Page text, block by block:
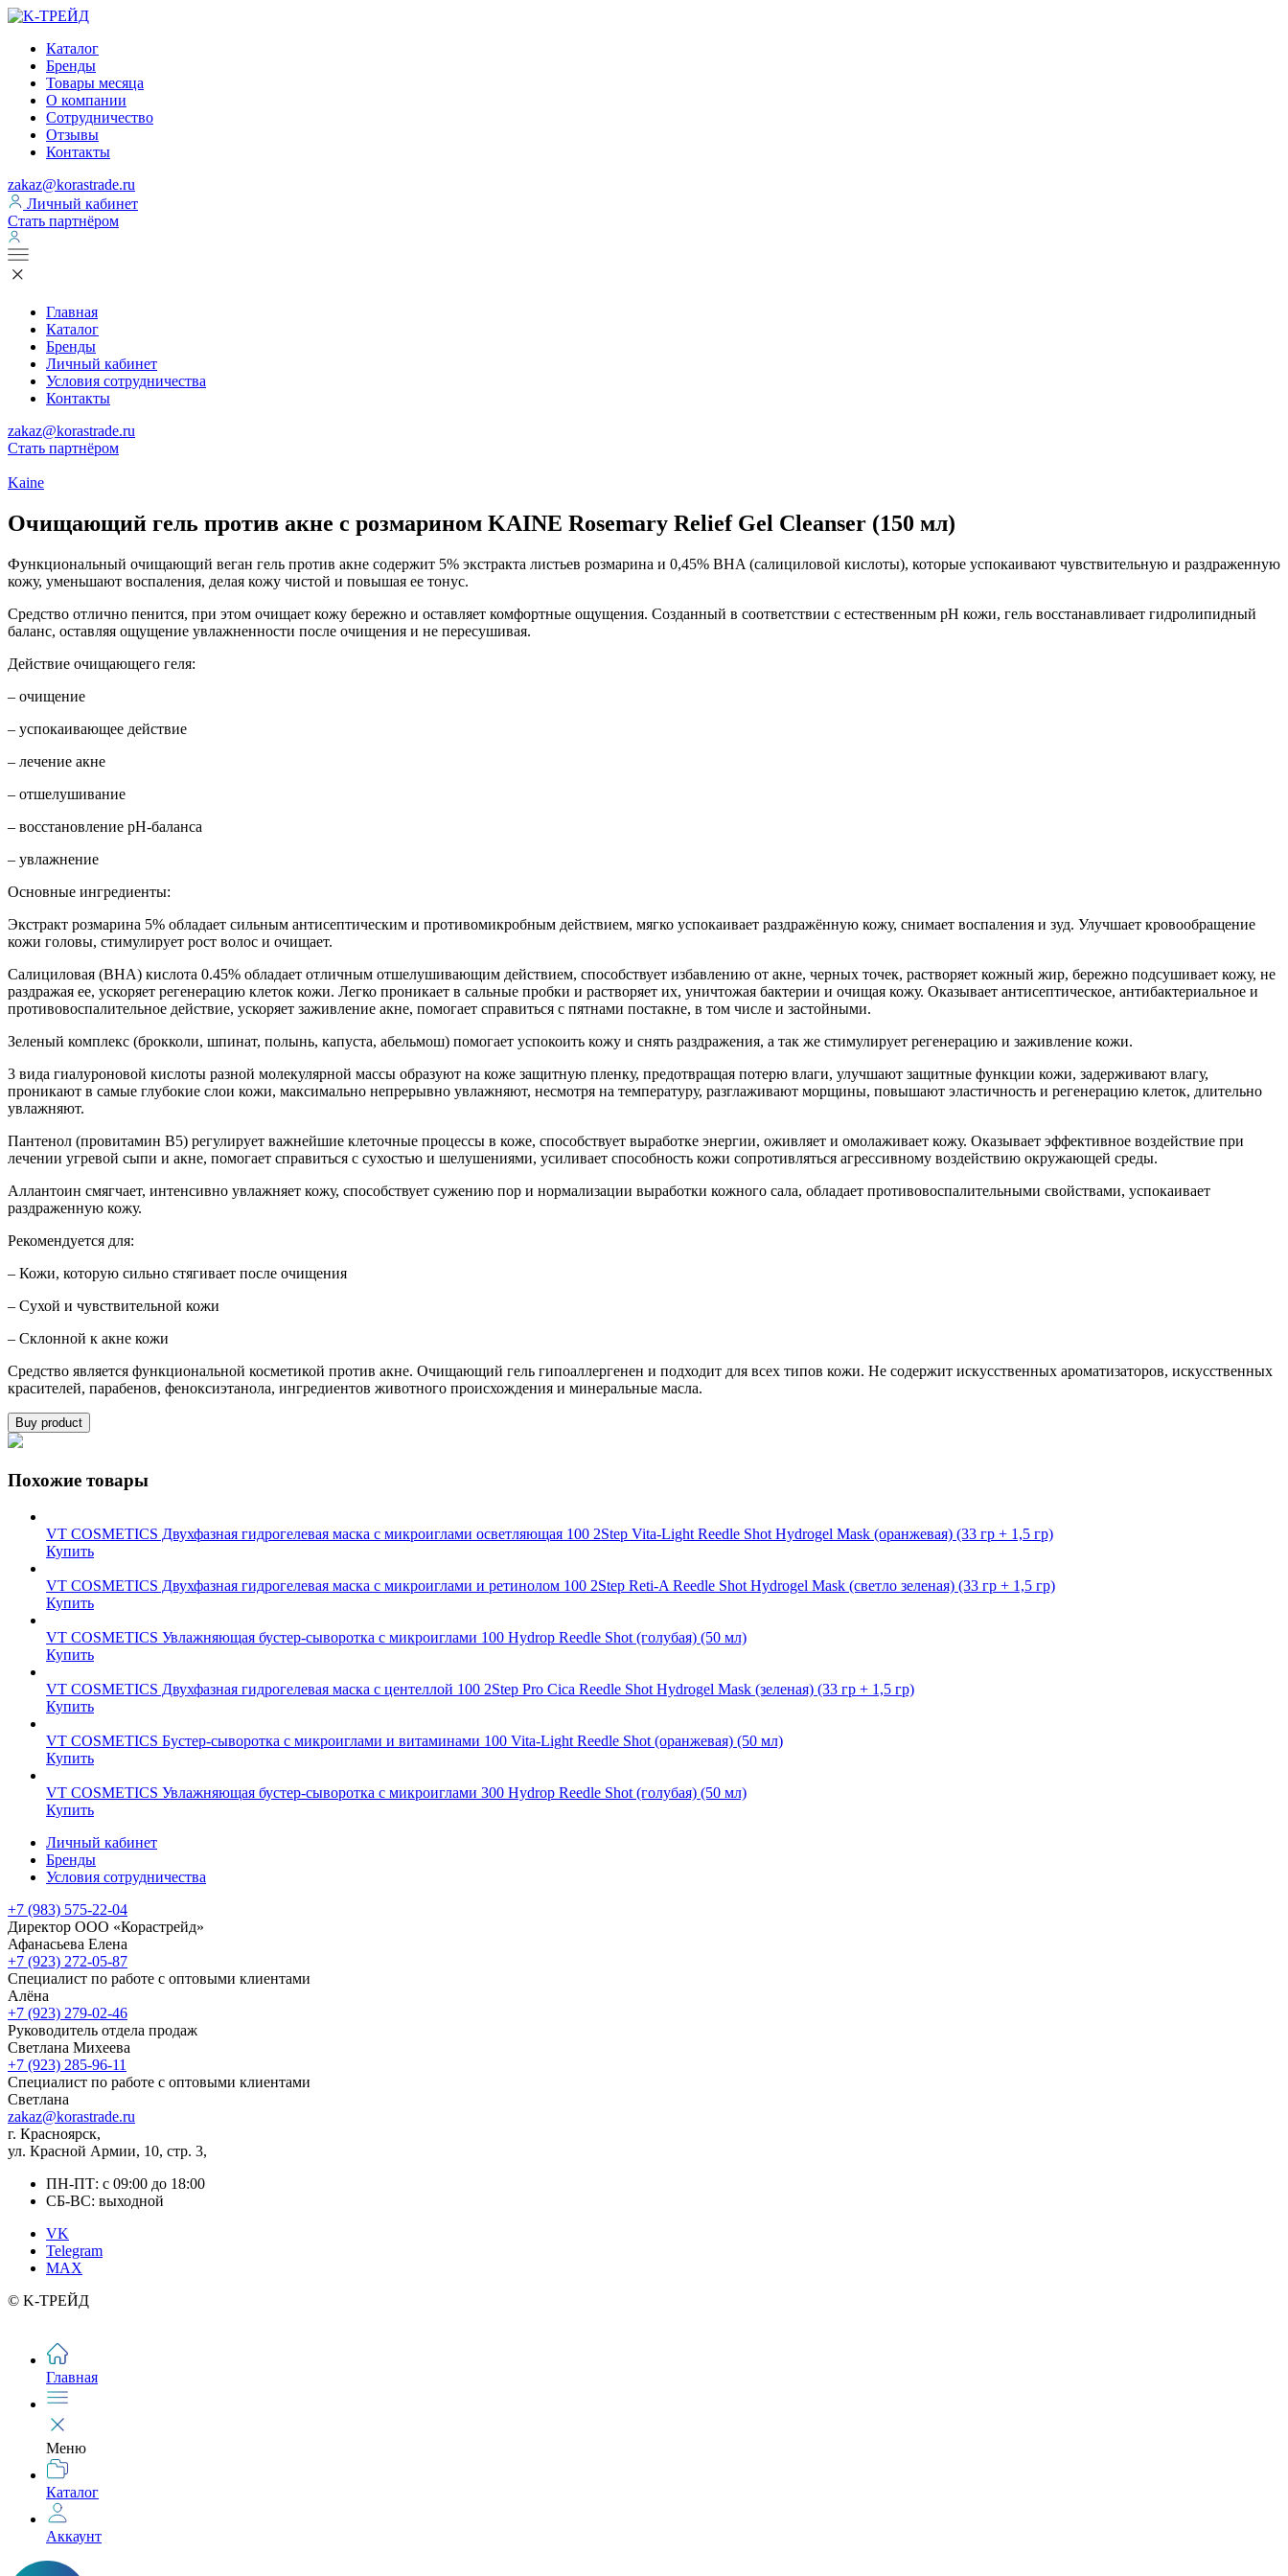
Каталог
Бренды
Товары месяца
О компании
Сотрудничество
Отзывы
Контакты
zakaz@korastrade.ru
Личный кабинет
Стать партнёром
Главная
Каталог
Бренды
Личный кабинет
Условия сотрудничества
Контакты
zakaz@korastrade.ru
Стать партнёром
Kaine
Очищающий гель против акне с розмарином KAINE Rosemary Relief Gel Cleanser (150 мл)
Функциональный очищающий веган гель против акне содержит 5% экстракта листьев розмарина и 0,45% BHA (салициловой кислоты), которые успокаивают чувствительную и раздраженную
кожу, уменьшают воспаления, делая кожу чистой и повышая ее тонус.
Средство отлично пенится, при этом очищает кожу бережно и оставляет комфортные ощущения. Созданный в соответствии с естественным рН кожи, гель восстанавливает гидролипидный
баланс, оставляя ощущение увлажненности после очищения и не пересушивая.
Действие очищающего геля:
– очищение
– успокаивающее действие
– лечение акне
– отшелушивание
– восстановление pH-баланса
– увлажнение
Основные ингредиенты:
Экстракт розмарина 5% обладает сильным антисептическим и противомикробным действием, мягко успокаивает раздражённую кожу, снимает воспаления и зуд. Улучшает кровообращение
кожи головы, стимулирует рост волос и очищает.
Салициловая (BHA) кислота 0.45% обладает отличным отшелушивающим действием, способствует избавлению от акне, черных точек, растворяет кожный жир, бережно подсушивает кожу, не
раздражая ее, ускоряет регенерацию клеток кожи. Легко проникает в сальные пробки и растворяет их, уничтожая бактерии и очищая кожу. Оказывает антисептическое, антибактериальное и
противовоспалительное действие, ускоряет заживление акне, помогает справиться с пятнами постакне, в том числе и застойными.
Зеленый комплекс (брокколи, шпинат, полынь, капуста, абельмош) помогает успокоить кожу и снять раздражения, а так же стимулирует регенерацию и заживление кожи.
3 вида гиалуроновой кислоты разной молекулярной массы образуют на коже защитную пленку, предотвращая потерю влаги, улучшают защитные функции кожи, задерживают влагу,
проникают в самые глубокие слои кожи, максимально непрерывно увлажняют, несмотря на температуру, разглаживают морщины, повышают эластичность и регенерацию клеток, длительно
увлажняют.
Пантенол (провитамин В5) регулирует важнейшие клеточные процессы в коже, способствует выработке энергии, оживляет и омолаживает кожу. Оказывает эффективное воздействие при
лечении угревой сыпи и акне, помогает справиться с сухостью и шелушениями, усиливает способность кожи сопротивляться агрессивному воздействию окружающей среды.
Аллантоин смягчает, интенсивно увлажняет кожу, способствует сужению пор и нормализации выработки кожного сала, обладает противовоспалительными свойствами, успокаивает
раздраженную кожу.
Рекомендуется для:
– Кожи, которую сильно стягивает после очищения
– Сухой и чувствительной кожи
– Склонной к акне кожи
Средство является функциональной косметикой против акне. Очищающий гель гипоаллергенен и подходит для всех типов кожи. Не содержит искусственных ароматизаторов, искусственных
красителей, парабенов, феноксиэтанола, ингредиентов животного происхождения и минеральные масла.
Buy product
Похожие товары
VT COSMETICS Двухфазная гидрогелевая маска с микроиглами осветляющая 100 2Step Vita-Light Reedle Shot Hydrogel Mask (оранжевая) (33 гр + 1,5 гр)
Купить
VT COSMETICS Двухфазная гидрогелевая маска с микроиглами и ретинолом 100 2Step Reti-A Reedle Shot Hydrogel Mask (светло зеленая) (33 гр + 1,5 гр)
Купить
VT COSMETICS Увлажняющая бустер-сыворотка с микроиглами 100 Hydrop Reedle Shot (голубая) (50 мл)
Купить
VT COSMETICS Двухфазная гидрогелевая маска с центеллой 100 2Step Pro Cica Reedle Shot Hydrogel Mask (зеленая) (33 гр + 1,5 гр)
Купить
VT COSMETICS Бустер-сыворотка с микроиглами и витаминами 100 Vita-Light Reedle Shot (оранжевая) (50 мл)
Купить
VT COSMETICS Увлажняющая бустер-сыворотка с микроиглами 300 Hydrop Reedle Shot (голубая) (50 мл)
Купить
Личный кабинет
Бренды
Условия сотрудничества
+7 (983) 575-22-04
Директор ООО «Корастрейд»
Афанасьева Елена
+7 (923) 272-05-87
Специалист по работе с оптовыми клиентами
Алёна
+7 (923) 279-02-46
Руководитель отдела продаж
Светлана Михеева
+7 (923) 285-96-11
Специалист по работе с оптовыми клиентами
Светлана
zakaz@korastrade.ru
г. Красноярск,
ул. Красной Армии, 10, стр. 3,
ПН-ПТ: с 09:00 до 18:00
СБ-ВС: выходной
VK
Telegram
MAX
© K-ТРЕЙД
Главная
Меню
Каталог
Аккаунт